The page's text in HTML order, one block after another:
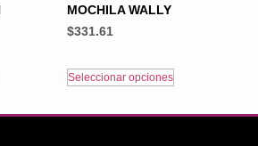
MOCHILA WALLY
$331.61
Seleccionar opciones